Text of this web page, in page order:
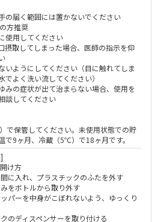
の届く範囲には置かないでください
方推奨
使用してください
摂取してしまった場合、医師の指示を仰
いようにしてください（目に触れてしま
でよく洗い流してください）
みの症状が出て治まらない場合、使用を
談してください
で保管してください。未使用状態での貯
で9ヶ月、冷蔵（5℃）で18ヶ月です。
け方
に入れ、プラスチックのふたを外す
をボトルから取り外す
パーを中身がこぼれないよう、ゆっくり
のディスペンサーを取り付ける